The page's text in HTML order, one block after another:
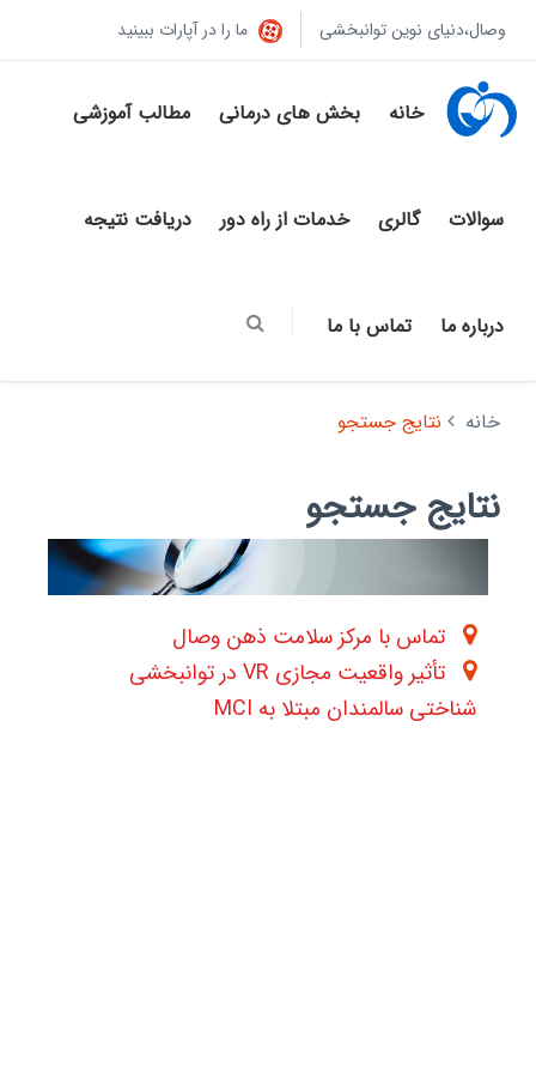
وصال،دنیای نوین توانبخشی ما را در آپارات ببینید
خانه بخش های درمانی مطالب آموزشی
سوالات گالری خدمات از راه دور دریافت نتیجه
درباره ما تماس با ما
خانه نتایج جستجو
نتایج جستجو
تماس با مرکز سلامت ذهن وصال
تأثیر واقعیت مجازی VR در توانبخشی
شناختی سالمندان مبتلا به MCI